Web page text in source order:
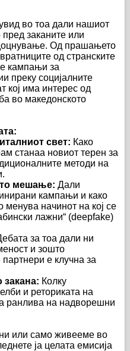
во тоа дали нашиот
заканите или
Од прашањето
од странските
кампањи за
преку социјалните
кој има интерес од
во македонското
свет: Како
станаа новиот терен за
методи на
мешање: Дали
кампањи и како
менува начинот на кој се
лажни“ (deepfake)
за тоа дали ни
и зошто
е клучна за
закана: Колку
и реториката на
ранлива на надворешни
или само живееме во
ја целата емисија